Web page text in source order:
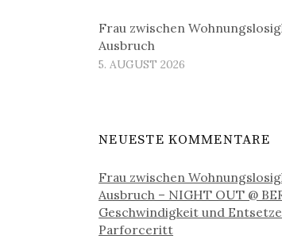
Frau zwischen
Ausbruch
5. AUGUST 2026
NEUESTE KOMMENTARE
Frau zwischen
Ausbruch – NIGHT OUT @
Geschwindigkeit und
Parforceritt